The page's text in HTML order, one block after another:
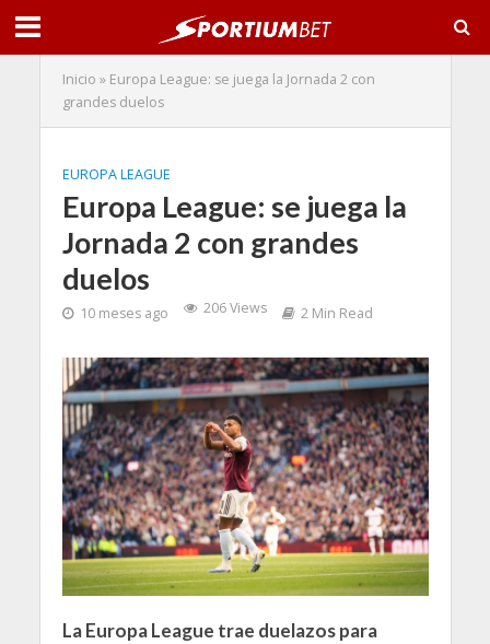
Inicio » Europa League: se juega la Jornada 2 con
grandes duelos
EUROPA LEAGUE
Europa League: se juega la
Jornada 2 con grandes
duelos
10 meses ago 206 Views 2 Min Read
La Europa League trae duelazos para